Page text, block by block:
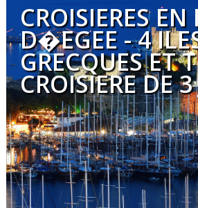
CROISIERES EN
D�EGEE - 4
GRECQUES ET
CROISIERE DE